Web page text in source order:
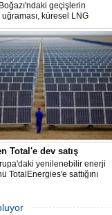
geçişlerin
uğraması, küresel LNG
yol açarken sefer
uzattı ve gemi kiralama ile
maliyetlerini 2022 enerji
bu yana en yüksek
Total'e dev satış
yenilenebilir enerji
TotalEnergies'e sattığını